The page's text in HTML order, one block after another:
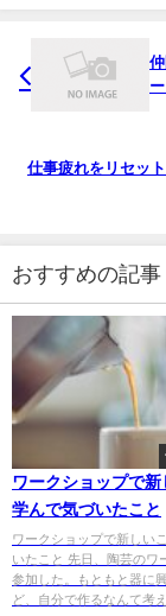
仕事疲れをリセッ
おすすめの記事
ワークショップで新
学んで気づいたこと
ワークショップで新しい
いたこと 先日、陶芸のワ
参加した。もともと器に
ど、自分で作るなんて考